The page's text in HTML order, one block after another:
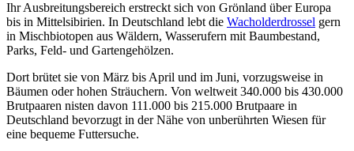
Ihr Ausbreitungsbereich erstreckt sich von Grönland über Europa
bis in Mittelsibirien. In Deutschland lebt die Wacholderdrossel gern
in Mischbiotopen aus Wäldern, Wasserufern mit Baumbestand,
Parks, Feld- und Gartengehölzen.
Dort brütet sie von März bis April und im Juni, vorzugsweise in
Bäumen oder hohen Sträuchern. Von weltweit 340.000 bis 430.000
Brutpaaren nisten davon 111.000 bis 215.000 Brutpaare in
Deutschland bevorzugt in der Nähe von unberührten Wiesen für
eine bequeme Futtersuche.